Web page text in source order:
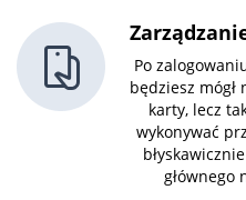
Po
będziesz
karty, lecz
wykonywać
głównego